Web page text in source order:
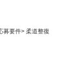
募要件> 柔道整復